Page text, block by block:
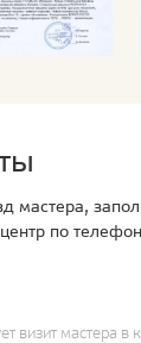
мастера,
по
визит мастера в